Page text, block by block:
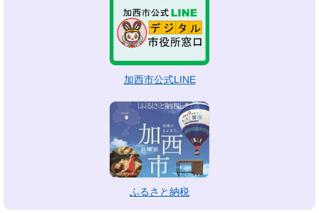
加西市公式LINE
ふるさと納税